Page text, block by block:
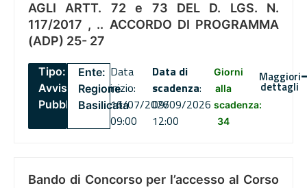
AGLI ARTT. 72 e 73 DEL D. LGS. N.
117/2017 , .. ACCORDO DI PROGRAMMA
(ADP) 25- 27
Tipo:
Avviso
Pubblico
Ente:
Regione
Basilicata
Data
inizio:
16/07/2026
09:00
Data di
scadenza:
09/09/2026
12:00
Giorni
alla
scadenza:
34
Maggiori
dettagli
Bando di Concorso per l’accesso al Corso